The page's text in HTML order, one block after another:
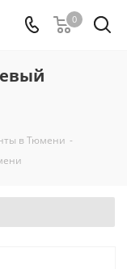
0
в Тюмени -